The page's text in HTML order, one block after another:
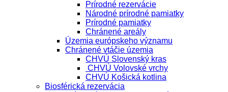
Prírodné rezervácie
Národné prírodné pamiatky
Prírodné pamiatky
Chránené areály
Územia európskeho významu
Chránené vtáčie územia
CHVÚ Slovenský kras
CHVÚ Volovské vrchy
CHVÚ Košická kotlina
Biosférická rezervácia